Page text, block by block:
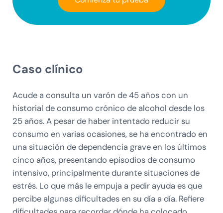
Caso clínico
Acude a consulta un varón de 45 años con un
historial de consumo crónico de alcohol desde los
25 años. A pesar de haber intentado reducir su
consumo en varias ocasiones, se ha encontrado en
una situación de dependencia grave en los últimos
cinco años, presentando episodios de consumo
intensivo, principalmente durante situaciones de
estrés. Lo que más le empuja a pedir ayuda es que
percibe algunas dificultades en su día a día. Refiere